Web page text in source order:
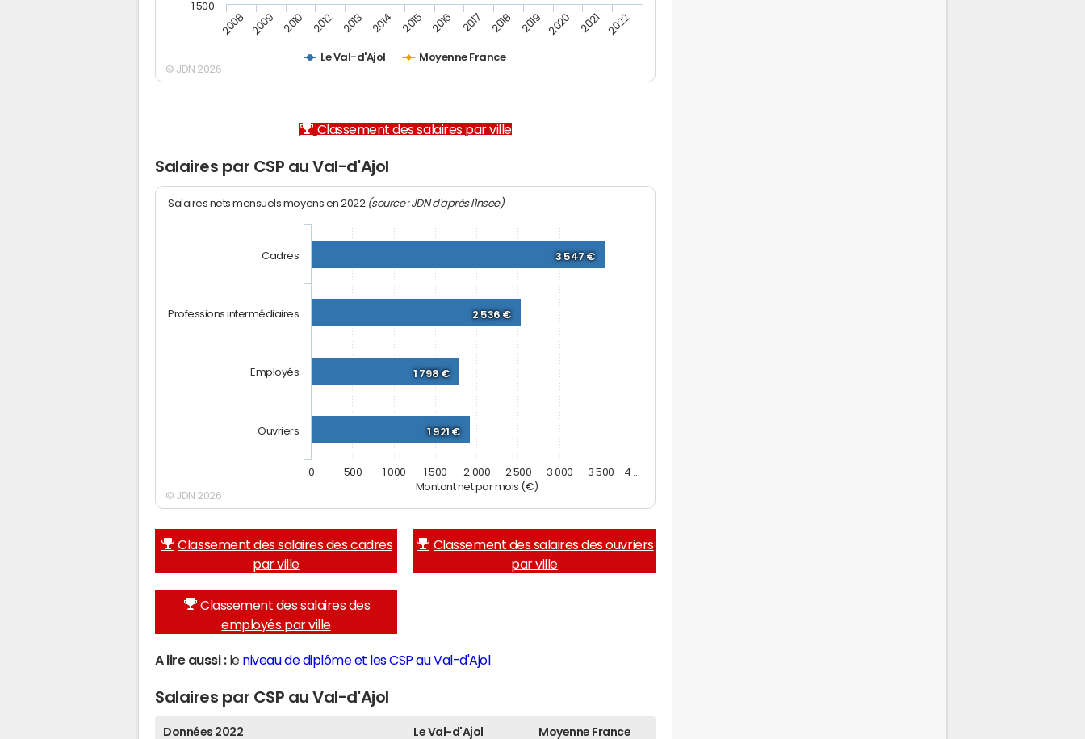
Le Val-d'Ajol Moyenne France
2008 2009 2010 2012 2013 2014 2015 2016 2017 2018 2019 2020 2021 2022
1 500
© JDN 2026
Classement des salaires par ville
Salaires par CSP au Val-d'Ajol
Montant net par mois (€)
Salaires nets mensuels moyens en 2022 (source : JDN d'après l'Insee)
3 547 €
2 536 €
1 798 €
1 921 €
Cadres
Professions intermédiaires
Employés
Ouvriers
0 500 1 000 1 500 2 000 2 500 3 000 3 500 4 …
© JDN 2026
Classement des salaires des cadres
par ville
Classement des salaires des ouvriers
par ville
Classement des salaires des
employés par ville
A lire aussi :le niveau de diplôme et les CSP au Val-d'Ajol
Salaires par CSP au Val-d'Ajol
Données 2022 Le Val-d'Ajol Moyenne France